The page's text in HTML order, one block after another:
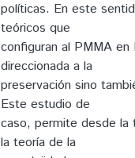
políticas. En este
teóricos que
configuran al PMMA
direccionada a la
preservación sino
Este estudio de
caso, permite desde la
la teoría de la